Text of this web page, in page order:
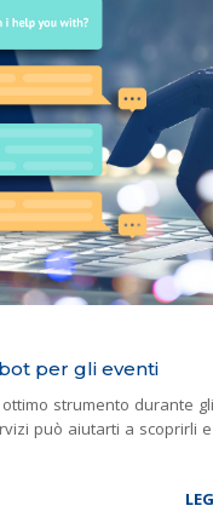
per gli eventi
strumento durante
può aiutarti a scoprirli